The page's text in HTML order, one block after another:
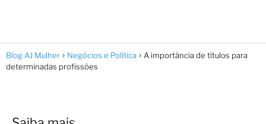
Blog AJ Mulher Negócios e Política
A importância de títulos para
determinadas profissões